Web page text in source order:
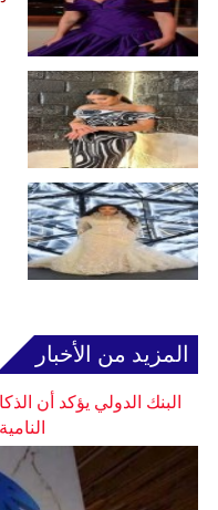
المزيد من الأخبار
البنك الدولي يؤكد أن